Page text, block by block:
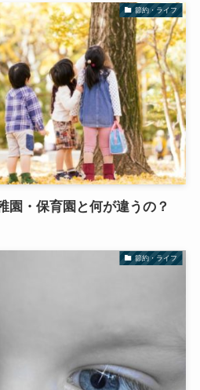
節約・ライフ
園・保育園と何が違うの？
節約・ライフ